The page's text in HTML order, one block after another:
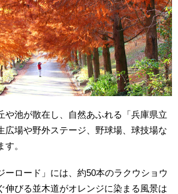
や池が散在し、自然あふれる「兵庫県立
広場や野外ステージ、野球場、球技場な
。
ーロード」には、約50本のラクウショウ
伸びる並木道がオレンジに染まる風景は